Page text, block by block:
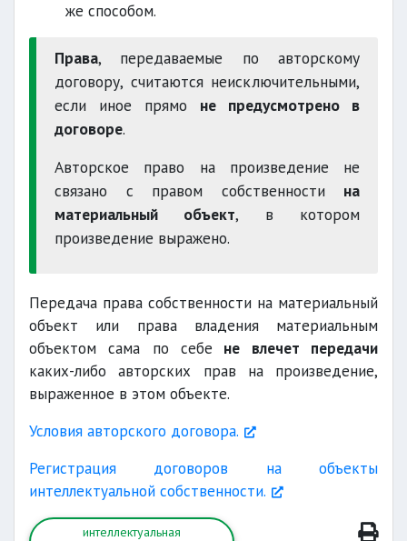
же способом.
Права, передаваемые по авторскому
договору, считаются неисключительными,
если иное прямо не предусмотрено в
договоре.
Авторское право на произведение не
связано с правом собственности на
материальный объект, в котором
произведение выражено.
Передача права собственности на материальный
объект или права владения материальным
объектом сама по себе не влечет передачи
каких-либо авторских прав на произведение,
выраженное в этом объекте.
Условия авторского договора.
Регистрация договоров на объекты
интеллектуальной собственности.
интеллектуальная